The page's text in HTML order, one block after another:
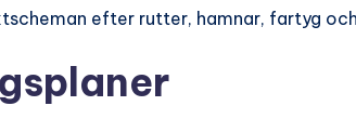
efter rutter, hamnar, fartyg